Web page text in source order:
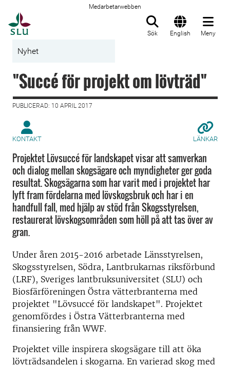
Medarbetarwebben
Sök English Meny
Nyhet
"Succé för projekt om lövträd"
PUBLICERAD: 10 APRIL 2017
KONTAKT LÄNKAR
Projektet Lövsuccé för landskapet visar att samverkan
och dialog mellan skogsägare och myndigheter ger goda
resultat. Skogsägarna som har varit med i projektet har
lyft fram fördelarna med lövskogsbruk och har i en
handfull fall, med hjälp av stöd från Skogsstyrelsen,
restaurerat lövskogsområden som höll på att tas över av
gran.
Under åren 2015-2016 arbetade Länsstyrelsen,
Skogsstyrelsen, Södra, Lantbrukarnas riksförbund
(LRF), Sveriges lantbruksuniversitet (SLU) och
Biosfärföreningen Östra vätterbranterna med
projektet "Lövsuccé för landskapet". Projektet
genomfördes i Östra Vätterbranterna med
finansiering från WWF.
Projektet ville inspirera skogsägare till att öka
lövträdsandelen i skogarna. En varierad skog med